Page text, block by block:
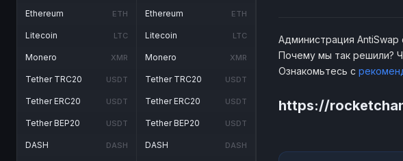
Ethereum ETH
Litecoin LTC
Monero XMR
Tether TRC20 USDT
Tether ERC20 USDT
Tether BEP20 USDT
DASH DASH
Ethereum ETH
Litecoin LTC
Monero XMR
Tether TRC20 USDT
Tether ERC20 USDT
Tether BEP20 USDT
DASH DASH
Администрация
Почему мы так решили?
Ознакомьтесь с
https://